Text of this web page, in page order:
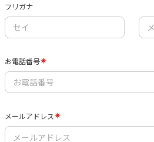
フリガナ
お電話番号
メールアドレス